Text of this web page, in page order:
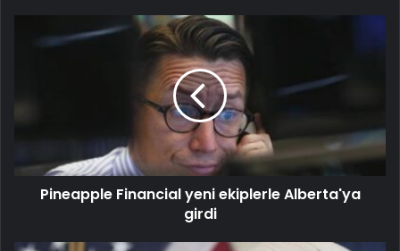
Pineapple Financial yeni ekiplerle Alberta'ya
girdi